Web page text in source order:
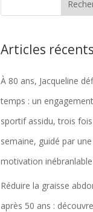
Articles récents
À 80 ans, Jacqueline
temps : un engagement
sportif assidu, trois
semaine, guidé par une
motivation inébranlable
Réduire la graisse
après 50 ans :